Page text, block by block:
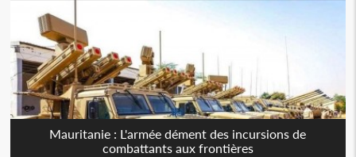
Mauritanie : L'armée dément des incursions de
combattants aux frontières